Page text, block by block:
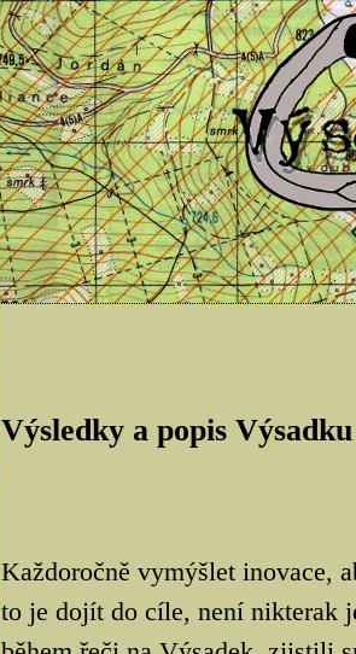
Výsledky a popis Výsadku
Každoročně vymýšlet inovace,
to je dojít do cíle, není nikterak